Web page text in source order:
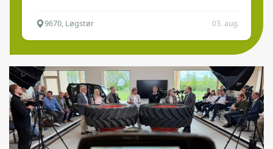
9670, Løgstør 03. aug.